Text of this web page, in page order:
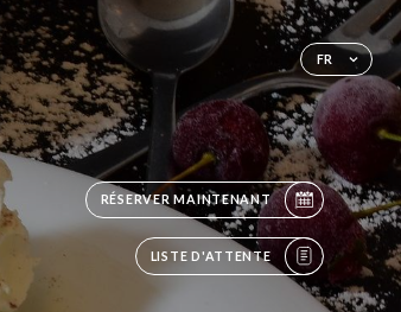
FR
RÉSERVER MAINTENANT
LISTE D'ATTENTE